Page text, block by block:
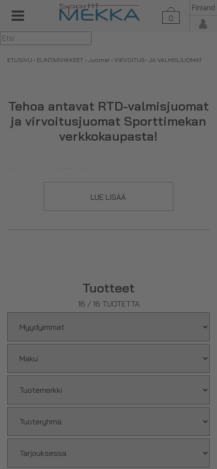
0
Finland
▼
ETUSIVU • ELINTARVIKKEET • Juomat • VIRVOITUS- JA VALMISJUOMAT
Tehoa antavat RTD-valmisjuomat
ja virvoitusjuomat Sporttimekan
verkkokaupasta!
soveltuvat juomat., kuten M-Nutrition Mania Before Workoutin!
RTD-juomat sisältävät monesti kofeiinia ja beta-alaniinia,
jotka muiden ainesosien kanssa yhdessä antavat potkua
treeniin! Tutustu myös Sporttimekan
LUE LISÄÄ
Tuotteet
16 / 16 TUOTETTA